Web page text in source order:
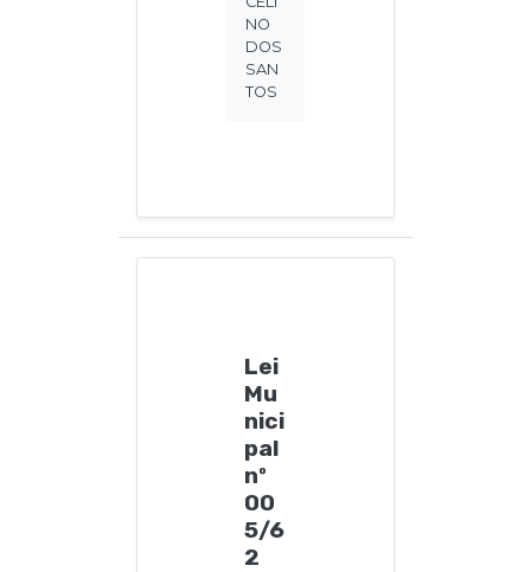
NO
DOS
SAN
TOS
Lei
Mu
nici
pal
nº
00
5/6
2